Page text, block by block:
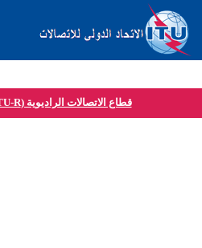
قطاع الاتصالات الراديوية (ITU-R)